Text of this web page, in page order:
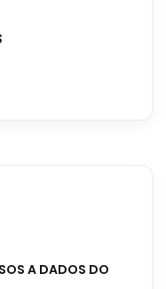
A DADOS DO